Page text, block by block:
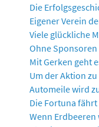
Die
Eigener Verein
Viele glückliche
Ohne
Mit Gerken geht
Um der Aktion
Automeile wird
Die Fortuna
Wenn